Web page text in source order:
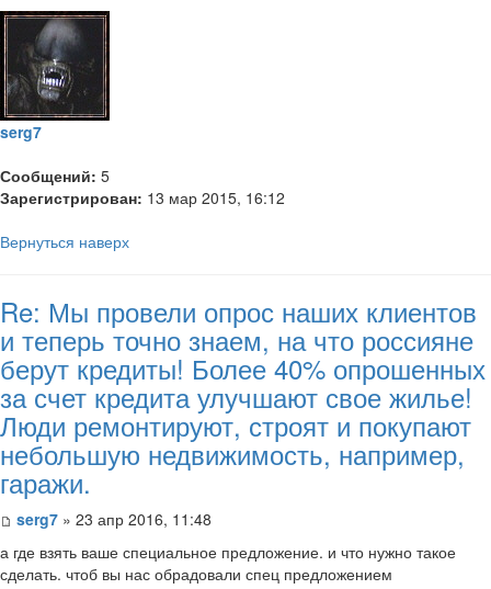
serg7
Сообщений: 5
Зарегистрирован: 13 мар 2015, 16:12
Вернуться наверх
Re: Мы провели опрос наших клиентов
и теперь точно знаем, на что россияне
берут кредиты! Более 40% опрошенных
за счет кредита улучшают свое жилье!
Люди ремонтируют, строят и покупают
небольшую недвижимость, например,
гаражи.
serg7 » 23 апр 2016, 11:48
а где взять ваше специальное предложение. и что нужно такое
сделать. чтоб вы нас обрадовали спец предложением